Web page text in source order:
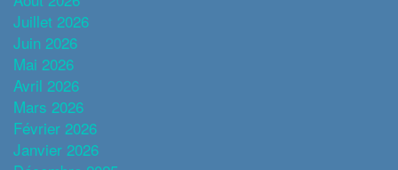
Juillet 2026
Juin 2026
Mai 2026
Avril 2026
Mars 2026
Février 2026
Janvier 2026